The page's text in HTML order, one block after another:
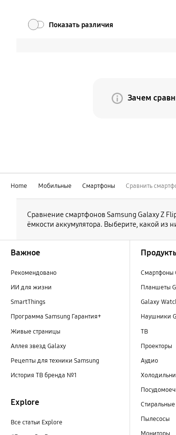
Показать различия
Зачем
Home Мобильные Смартфоны Сравнить
Сравнение смартфонов Samsung Galaxy Z
ёмкости аккумулятора. Выберите, какой из
Важное
Рекомендовано
ИИ для жизни
SmartThings
Программа Samsung Гарантия+
Живые страницы
Аллея звезд Galaxy
Рецепты для техники Samsung
История ТВ бренда №1
Explore
Все статьи Explore
Смартфоны
Планшеты
Galaxy
Наушники
ТВ
Проекторы
Аудио
Пылесосы